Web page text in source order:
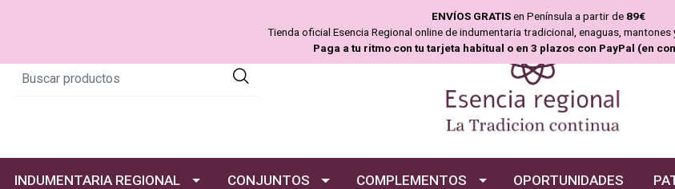
ENVÍOS GRATISen Península a partir de 89€
Tienda oficial Esencia Regional online de indumentaria tradicional, enaguas,
Paga a tu ritmo con tu tarjeta habitual o en 3 plazos con PayPal (en
INDUMENTARIA REGIONAL CONJUNTOS COMPLEMENTOS OPORTUNIDADES